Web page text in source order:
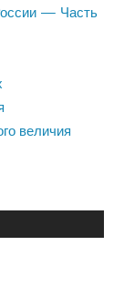
— Часть
величия